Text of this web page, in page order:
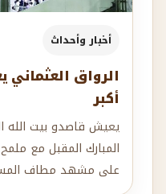
أخبار وأحداث
الرواق العثماني
أكبر
يعيش قاصدو بيت الله
المبارك المقبل مع
على مشهد مطاف